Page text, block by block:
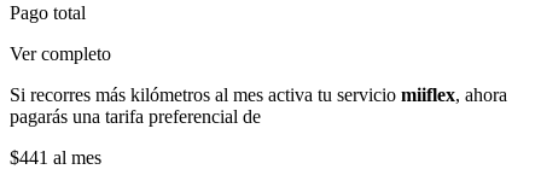
Pago total
Ver completo
Si recorres más kilómetros al mes activa tu servicio miiflex, ahora
pagarás una tarifa preferencial de
$441 al mes